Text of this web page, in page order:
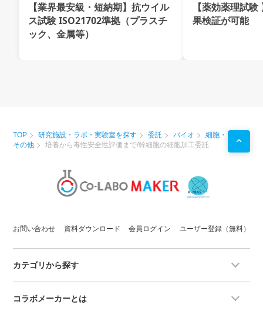
【業界最安級・短納期】抗ウイル
ス試験 ISO21702準拠（プラスチ
ック、金属等）
【薬効薬理試
果検証が可能
TOP 研究施設・ラボ・実験室を探す 委託 バイオ
細胞・
その他
培養から毒性安全性評価まで/幹細胞の細胞加工委託
お問い合わせ 資料ダウンロード 会員ログイン ユーザー登録（無料）
カテゴリから探す
コラボメーカーとは